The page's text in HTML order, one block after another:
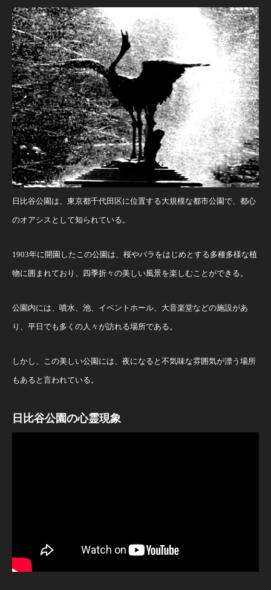
日比谷公園は、東京都千代田区に位置する大規模な都市公園で、都心
のオアシスとして知られている。
1903年に開園したこの公園は、桜やバラをはじめとする多種多様な植
物に囲まれており、四季折々の美しい風景を楽しむことができる。
公園内には、噴水、池、イベントホール、大音楽堂などの施設があ
り、平日でも多くの人々が訪れる場所である。
しかし、この美しい公園には、夜になると不気味な雰囲気が漂う場所
もあると言われている。
日比谷公園の心霊現象